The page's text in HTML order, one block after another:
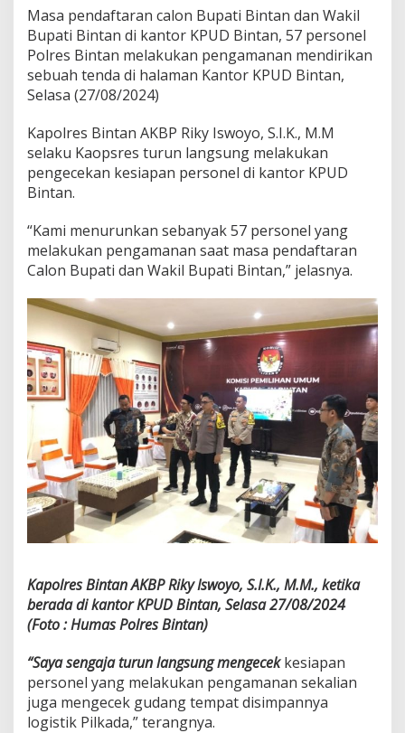
a
n
.
Masa pendaftaran calon Bupati Bintan dan Wakil
Bupati Bintan di kantor KPUD Bintan, 57 personel
Polres Bintan melakukan pengamanan mendirikan
sebuah tenda di halaman Kantor KPUD Bintan,
Selasa (27/08/2024)
Kapolres Bintan AKBP Riky Iswoyo, S.I.K., M.M
selaku Kaopsres turun langsung melakukan
pengecekan kesiapan personel di kantor KPUD
Bintan.
“Kami menurunkan sebanyak 57 personel yang
melakukan pengamanan saat masa pendaftaran
Calon Bupati dan Wakil Bupati Bintan,” jelasnya.
Kapolres Bintan AKBP Riky Iswoyo, S.I.K., M.M., ketika
berada di kantor KPUD Bintan, Selasa 27/08/2024
(Foto : Humas Polres Bintan)
“Saya sengaja turun langsung mengecekkesiapan
personel yang melakukan pengamanan sekalian
juga mengecek gudang tempat disimpannya
logistik Pilkada,” terangnya.